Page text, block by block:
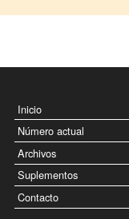
Inicio
Número actual
Archivos
Suplementos
Contacto